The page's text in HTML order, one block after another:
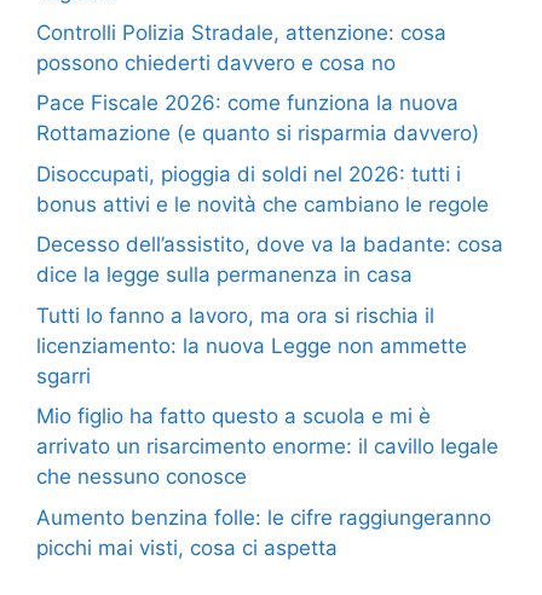
Controlli Polizia Stradale, attenzione: cosa
possono chiederti davvero e cosa no
Pace Fiscale 2026: come funziona la nuova
Rottamazione (e quanto si risparmia davvero)
Disoccupati, pioggia di soldi nel 2026: tutti i
bonus attivi e le novità che cambiano le regole
Decesso dell’assistito, dove va la badante: cosa
dice la legge sulla permanenza in casa
Tutti lo fanno a lavoro, ma ora si rischia il
licenziamento: la nuova Legge non ammette
sgarri
Mio figlio ha fatto questo a scuola e mi è
arrivato un risarcimento enorme: il cavillo legale
che nessuno conosce
Aumento benzina folle: le cifre raggiungeranno
picchi mai visti, cosa ci aspetta